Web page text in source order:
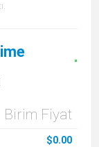
Birim Fiyat
$0.00